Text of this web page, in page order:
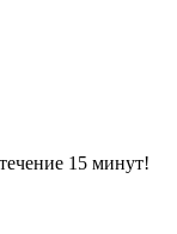
15 минут!